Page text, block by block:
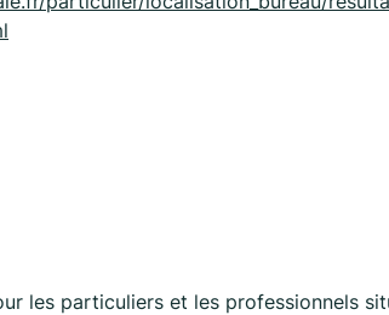
les particuliers et les professionnels